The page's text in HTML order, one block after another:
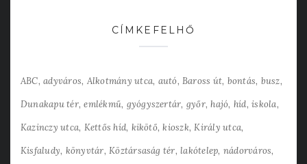
CÍMKEFELHŐ
ABC adyváros Alkotmány utca autó Baross út bontás busz
Dunakapu tér emlékmű gyógyszertár győr hajó híd iskola
Kazinczy utca Kettős híd kikötő kioszk Király utca
Kisfaludy könyvtár Köztársaság tér lakótelep nádorváros